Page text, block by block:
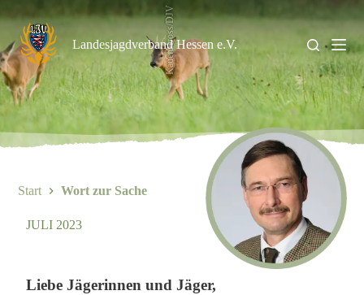
Inhalt
springen
Landesjagdverband Hessen e.V.
KauerMross/DJV
Start Wort zur Sache
JULI 2023
Liebe Jägerinnen und Jäger,